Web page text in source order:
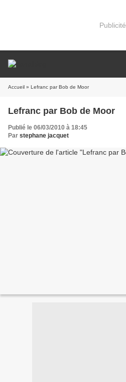
Publicité
Accueil » Lefranc par Bob de Moor
Lefranc par Bob de Moor
Publié le 06/03/2010 à 18:45
Par stephane jacquet